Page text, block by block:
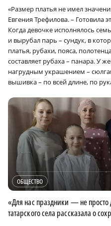
«Размер платья не имел
Евгения Трефилова. – Готовила
Когда девочке исполнялось
и вырубал парь – сундук, в
платья, рубахи, пояса,
составляет рубаха – панара. У
нагрудным украшением –
вышивка – по всей длине, по
ОБЩЕСТВО
«Для нас праздники — не
татарского села рассказала о